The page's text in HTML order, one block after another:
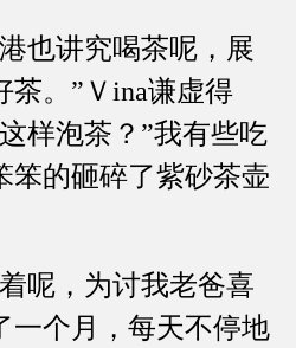
讲究喝茶呢，展
茶。”Ｖina谦虚得
样泡茶？”我有些吃
笨的砸碎了紫砂茶壶
，为讨我老爸喜
一个月，每天不停地